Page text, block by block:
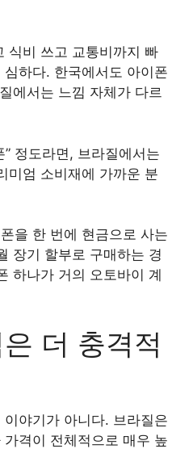
식비 쓰고 교통비까지 빠
하다. 한국에서도 아이폰
에서는 느낌 자체가 다르
정도라면, 브라질에서는
미엄 소비재에 가까운 분
을 한 번에 현금으로 사는
장기 할부로 구매하는 경
하나가 거의 오토바이 계
더 충격적
야기가 아니다. 브라질은
격이 전체적으로 매우 높